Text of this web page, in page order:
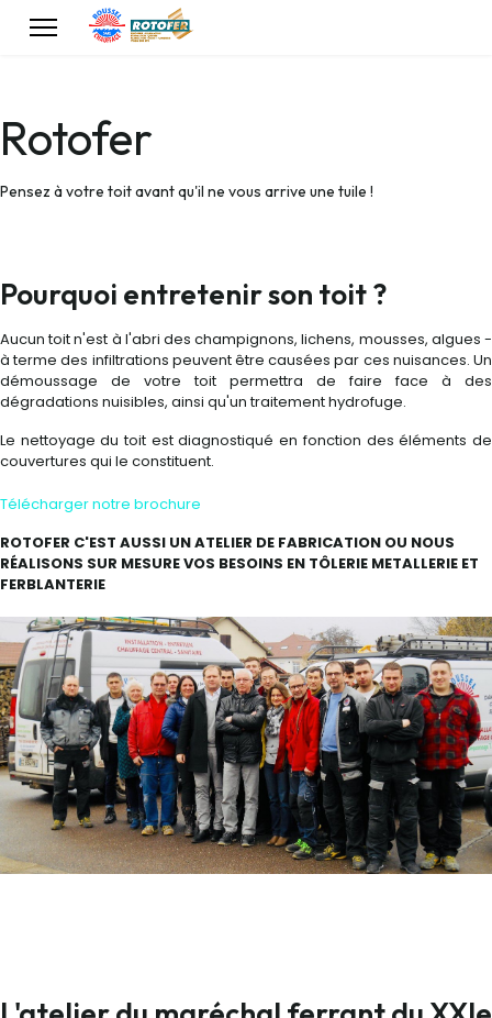
Rotofer
Pensez à votre toit avant qu'il ne vous arrive une tuile !
Pourquoi entretenir son toit ?
Aucun toit n'est à l'abri des champignons, lichens, mousses, algues -
à terme des infiltrations peuvent être causées par ces nuisances. Un
démoussage de votre toit permettra de faire face à des
dégradations nuisibles, ainsi qu'un traitement hydrofuge.
Le nettoyage du toit est diagnostiqué en fonction des éléments de
couvertures qui le constituent.
Télécharger notre brochure
ROTOFER C'EST AUSSI UN ATELIER DE FABRICATION OU NOUS
RÉALISONS SUR MESURE VOS BESOINS EN TÔLERIE METALLERIE ET
FERBLANTERIE